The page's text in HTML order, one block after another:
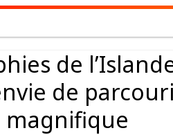
de
de
magnifique